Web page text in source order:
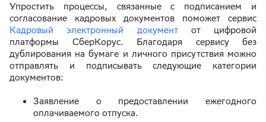
Упростить процессы, связанные с подписанием и
согласование кадровых документов поможет сервис
Кадровый электронный документот цифровой
платформы СберКорус. Благодаря сервису без
дублирования на бумаге и личного присутствия можно
отправлять и подписывать следующие категории
документов:
Заявление о предоставлении ежегодного
оплачиваемого отпуска.